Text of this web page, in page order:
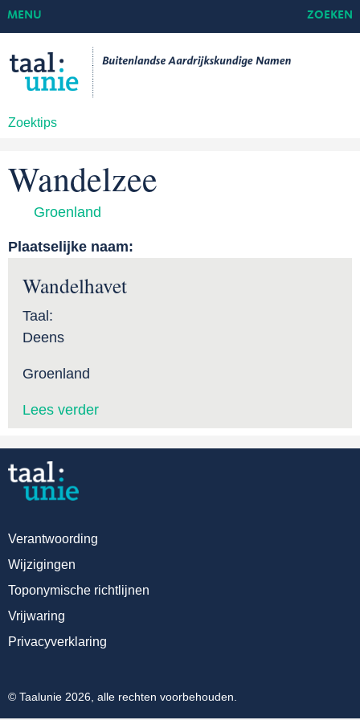
Zoektips
MENU ZOEKEN
Wandelzee
Groenland
Plaatselijke naam:
Wandelhavet
Taal:
Deens
Groenland
Lees verder
Verantwoording
Wijzigingen
Toponymische richtlijnen
Vrijwaring
Privacyverklaring
© Taalunie 2026, alle rechten voorbehouden.